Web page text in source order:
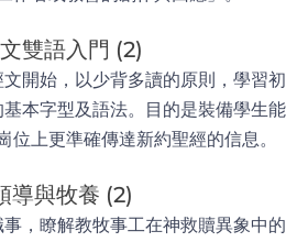
雙語入門 (2)
開始，以少背多讀的原則，學習初
本字型及語法。目的是裝備學生能
位上更準確傳達新約聖經的信息。
導與牧養 (2)
，瞭解教牧事工在神救贖異象中的